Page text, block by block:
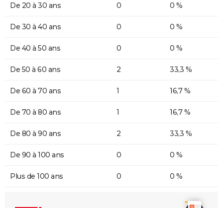
De 20 à 30 ans 0 0 %
De 30 à 40 ans 0 0 %
De 40 à 50 ans 0 0 %
De 50 à 60 ans 2 33,3 %
De 60 à 70 ans 1 16,7 %
De 70 à 80 ans 1 16,7 %
De 80 à 90 ans 2 33,3 %
De 90 à 100 ans 0 0 %
Plus de 100 ans 0 0 %